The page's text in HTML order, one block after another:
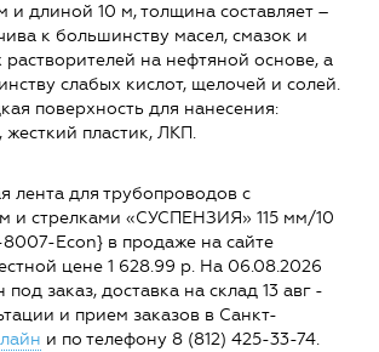
и длиной 10 м, толщина составляет –
к большинству масел, смазок и
растворителей на нефтяной основе, а
слабых кислот, щелочей и солей.
поверхность для нанесения:
жесткий пластик, ЛКП.
лента для трубопроводов с
и стрелками «СУСПЕНЗИЯ» 115 мм/10
Econ} в продаже на сайте
цене 1 628.99 р. На 06.08.2026
под заказ, доставка на склад 13 авг -
и прием заказов в Санкт-
и по телефону 8 (812) 425-33-74.